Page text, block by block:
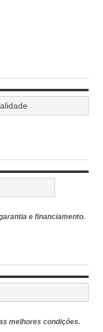
e financiamento.
melhores condições.